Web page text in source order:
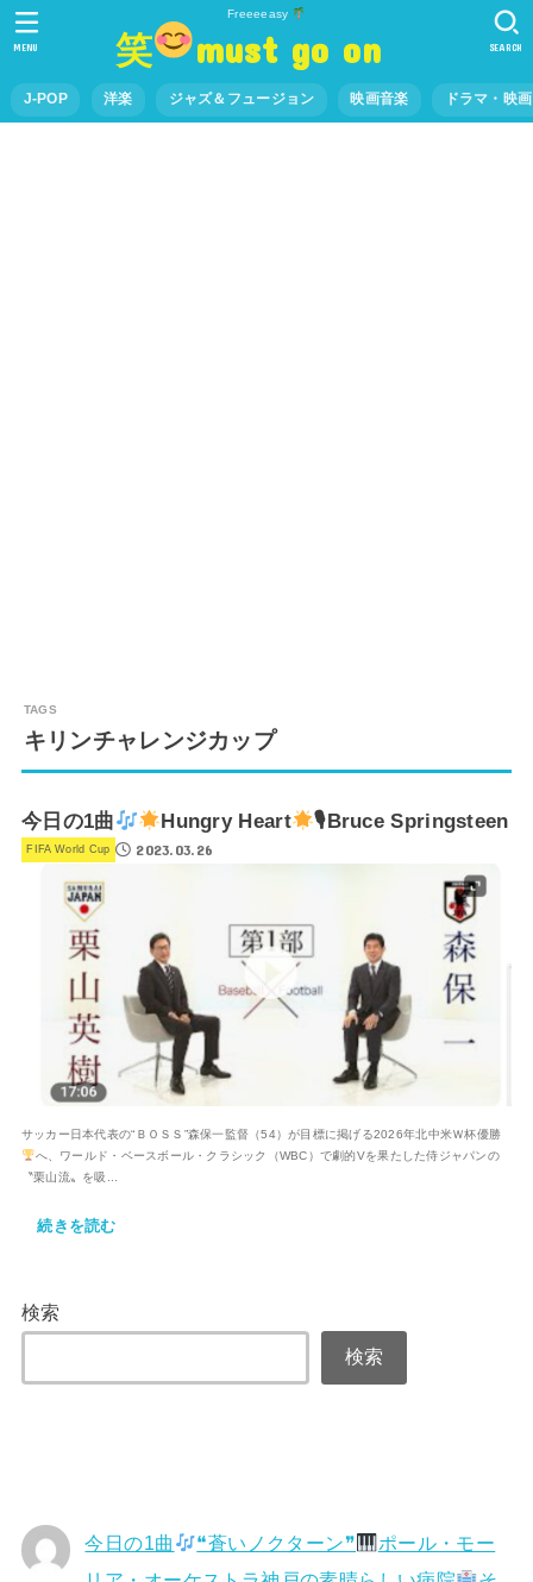
Freeeeasy
笑 must go on
J-POP 洋楽 ジャズ＆フュージョン 映画音楽 ドラマ・映
SEARCH
MENU
キリンチャレンジカップ
今日の1曲 Hungry Heart 🎙Bruce Springsteen
FIFA World Cup 2023.03.26
サッカー日本代表の“ＢＯＳＳ”森保一監督（54）が目標に掲げる2026年北中米Ｗ杯優勝
へ、ワールド・ベースボール・クラシック（WBC）で劇的Vを果たした侍ジャパンの
〝栗山流〟を吸...
続きを読む
検索
検索
今日の1曲 ❝蒼いノクターン❞
ポール・モー